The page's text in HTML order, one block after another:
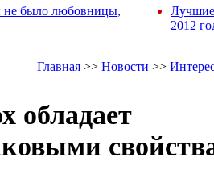
было любовницы,
Лучшие
2012
Главная >>Новости >>
обладает